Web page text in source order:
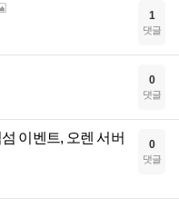
1
댓글
0
댓글
이벤트, 오렌 서버
0
댓글